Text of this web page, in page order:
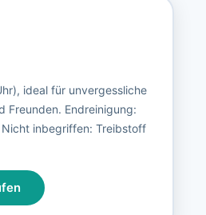
ideal für unvergessliche
Freunden. Endreinigung:
inbegriffen: Treibstoff